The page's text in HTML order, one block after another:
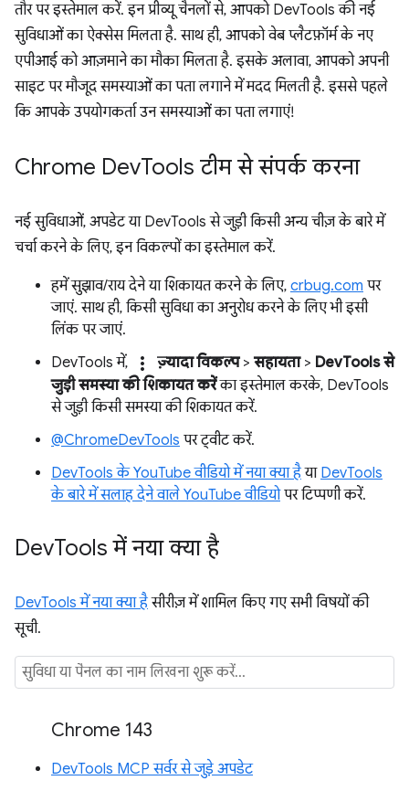
तौर पर इस्तेमाल करें. इन प्रीव्यू चैनलों से, आपको DevTools की नई
सुविधाओं का ऐक्सेस मिलता है. साथ ही, आपको वेब प्लैटफ़ॉर्म के नए
एपीआई को आज़माने का मौका मिलता है. इसके अलावा, आपको अपनी
साइट पर मौजूद समस्याओं का पता लगाने में मदद मिलती है. इससे पहले
कि आपके उपयोगकर्ता उन समस्याओं का पता लगाएं!
Chrome DevTools टीम से संपर्क करना
नई सुविधाओं, अपडेट या DevTools से जुड़ी किसी अन्य चीज़ के बारे में
चर्चा करने के लिए, इन विकल्पों का इस्तेमाल करें.
हमें सुझाव/राय देने या शिकायत करने के लिए, crbug.com पर
जाएं. साथ ही, किसी सुविधा का अनुरोध करने के लिए भी इसी
लिंक पर जाएं.
DevTools में,
more_vert ज़्यादा विकल्प> सहायता> DevTools से
जुड़ी समस्या की शिकायत करेंका इस्तेमाल करके, DevTools
से जुड़ी किसी समस्या की शिकायत करें.
@ChromeDevTools पर ट्वीट करें.
DevTools के YouTube वीडियो में नया क्या हैया DevTools
के बारे में सलाह देने वाले YouTube वीडियोपर टिप्पणी करें.
DevTools में नया क्या है
DevTools में नया क्या हैसीरीज़ में शामिल किए गए सभी विषयों की
सूची.
Chrome 143
DevTools MCP सर्वर से जुड़े अपडेट